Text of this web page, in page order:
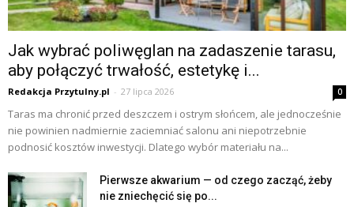
Jak wybrać poliwęglan na zadaszenie tarasu,
aby połączyć trwałość, estetykę i...
Redakcja Przytulny.pl - 27 lipca 2026 0
Taras ma chronić przed deszczem i ostrym słońcem, ale jednocześnie
nie powinien nadmiernie zaciemniać salonu ani niepotrzebnie
podnosić kosztów inwestycji. Dlatego wybór materiału na...
Pierwsze akwarium — od czego zacząć, żeby
nie zniechęcić się po...